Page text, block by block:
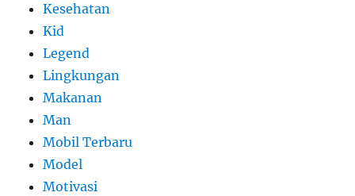
Kesehatan
Kid
Legend
Lingkungan
Makanan
Man
Mobil Terbaru
Model
Motivasi